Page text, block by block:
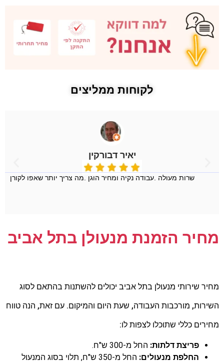
לקוחות ממליצים
יאיר דבורקין
שרות מעולה .עבודה נקיה ומחיר הוגן .מה צריך יותר שאפו לקורן
מחיר הזמנת מנעולן בתל אביב
מחיר שירותי מנעולן בתל אביב יכולים להשתנות בהתאם לסוג
השירות, מורכבות העבודה, שעת היום והמיקום. עם זאת, הנה טווח
מחירים כללי שתוכלו לצפות לו:
פריצת דלתות: החל מ-300 ש"ח.
החלפת מנעולים:
החל מ-350 ש"ח, תלוי בסוג המנעול